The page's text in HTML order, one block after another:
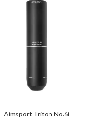
Aimsport Triton No.6i